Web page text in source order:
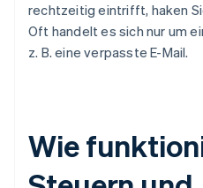
rechtzeitig eintrifft, haken
Oft handelt es sich nur um
z. B. eine verpasste E-Mail.
Wie